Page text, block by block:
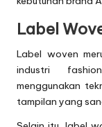
Label
Label woven
industri
menggunakan
tampilan yang